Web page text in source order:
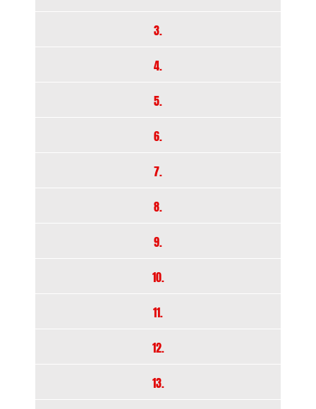
3.
4.
5.
6.
7.
8.
9.
10.
11.
12.
13.